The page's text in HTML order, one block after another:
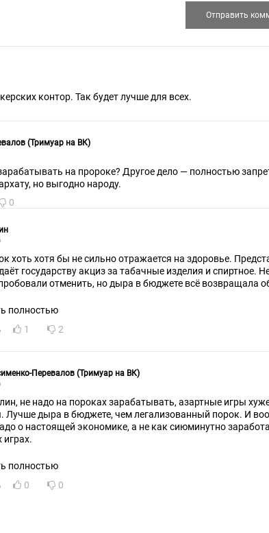
контор. Так будет лучше для всех.
(Тримуар на ВК)
на пророке? Другое дело — полностью
но выгодно народу.
0
хоть хотя бы не сильно отражается на здоровье.
государству акциз за табачные изделия и спиртное.
отменить, но дыра в бюджете всё возвращала
полностью
1 2
Перевалов (Тримуар на ВК)
не надо на пороках зарабатывать, азартные игры
Лучше дыра в бюджете, чем легализованный порок. И
о настоящей экономике, а не как сиюминутно
играх.
полностью
0 0